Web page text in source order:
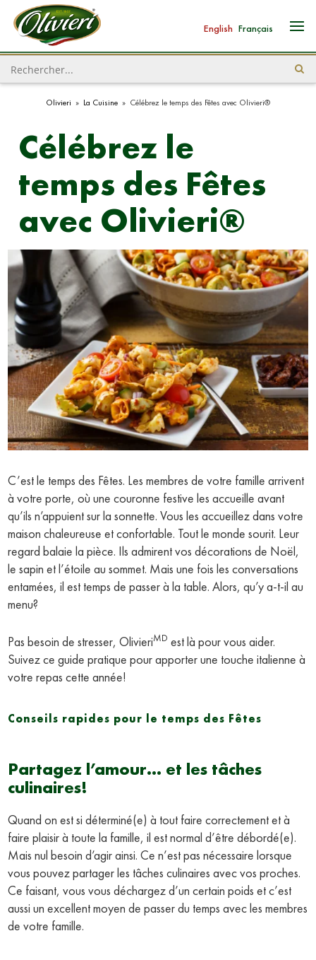
English Français
Olivieri » La Cuisine » Célébrez le temps des Fêtes avec Olivieri®
Célébrez le
temps des Fêtes
avec Olivieri®
C’est le temps des Fêtes. Les membres de votre famille arrivent
à votre porte, où une couronne festive les accueille avant
qu’ils n’appuient sur la sonnette. Vous les accueillez dans votre
maison chaleureuse et confortable. Tout le monde sourit. Leur
regard balaie la pièce. Ils admirent vos décorations de Noël,
le sapin et l’étoile au sommet. Mais une fois les conversations
entamées, il est temps de passer à la table. Alors, qu’y a-t-il au
menu?
Pas besoin de stresser, OlivieriMD est là pour vous aider.
Suivez ce guide pratique pour apporter une touche italienne à
votre repas cette année!
Conseils rapides pour le temps des Fêtes
Partagez l’amour… et les tâches
culinaires!
Quand on est si déterminé(e) à tout faire correctement et à
faire plaisir à toute la famille, il est normal d’être débordé(e).
Mais nul besoin d’agir ainsi. Ce n’est pas nécessaire lorsque
vous pouvez partager les tâches culinaires avec vos proches.
Ce faisant, vous vous déchargez d’un certain poids et c’est
aussi un excellent moyen de passer du temps avec les membres
de votre famille.